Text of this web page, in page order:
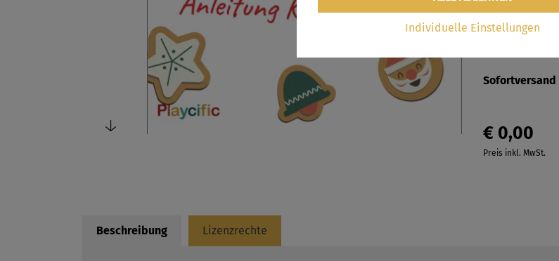
HIER
Sofortversand
€ 0,00
Preis inkl. MwSt.
Beschreibung Lizenzrechte
Individuelle Einstellungen